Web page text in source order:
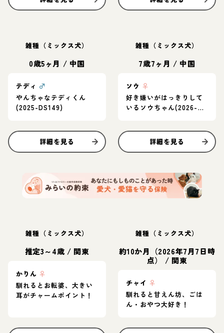
雑種（ミックス犬）
0歳5ヶ月 / 中国
テディ ♂
やんちゃなテディくん
(2025-DS149)
詳細を見る
雑種（ミックス犬）
7歳7ヶ月 / 中国
ソウ ♀
好き嫌いがはっきりして
いるソウちゃん(2026-
詳細を見る
雑種（ミックス犬）
推定3～4歳 / 関東
かりん ♀
馴れるとお転婆、大きい
耳がチャームポイント！
雑種（ミックス犬）
約10か月（2026年7月7日時
点）
/ 関東
チャイ ♀
馴れると甘えん坊、ごは
ん・おやつ大好き！